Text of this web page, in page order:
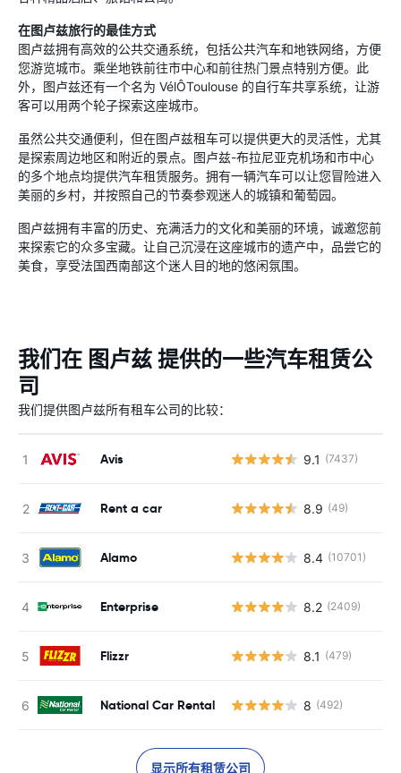
在图卢兹旅行的最佳方式
图卢兹拥有高效的公共交通系统，包括公共汽车和地铁网络，方便
您游览城市。乘坐地铁前往市中心和前往热门景点特别方便。此
外，图卢兹还有一个名为 VélÔToulouse 的自行车共享系统，让游
客可以用两个轮子探索这座城市。
虽然公共交通便利，但在图卢兹租车可以提供更大的灵活性，尤其
是探索周边地区和附近的景点。图卢兹-布拉尼亚克机场和市中心
的多个地点均提供汽车租赁服务。拥有一辆汽车可以让您冒险进入
美丽的乡村，并按照自己的节奏参观迷人的城镇和葡萄园。
图卢兹拥有丰富的历史、充满活力的文化和美丽的环境，诚邀您前
来探索它的众多宝藏。让自己沉浸在这座城市的遗产中，品尝它的
美食，享受法国西南部这个迷人目的地的悠闲氛围。
我们在 图卢兹 提供的一些汽车租赁公
司
我们提供图卢兹所有租车公司的比较：
Avis 9.1 (7437)
Rent a car 8.9 (49)
Alamo 8.4 (10701)
Enterprise 8.2 (2409)
Flizzr 8.1 (479)
National Car Rental 8 (492)
显示所有租赁公司